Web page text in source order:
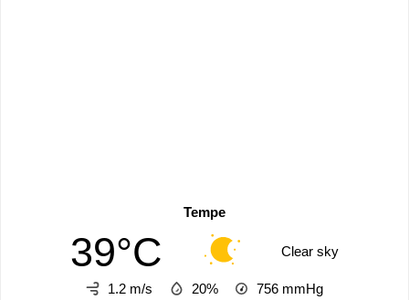
Tempe
39°C Clear sky
1.2 m/s 20% 756 mmHg